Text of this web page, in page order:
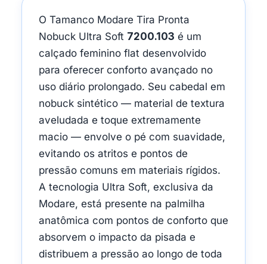
O Tamanco Modare Tira Pronta
Nobuck Ultra Soft 7200.103 é um
calçado feminino flat desenvolvido
para oferecer conforto avançado no
uso diário prolongado. Seu cabedal em
nobuck sintético — material de textura
aveludada e toque extremamente
macio — envolve o pé com suavidade,
evitando os atritos e pontos de
pressão comuns em materiais rígidos.
A tecnologia Ultra Soft, exclusiva da
Modare, está presente na palmilha
anatômica com pontos de conforto que
absorvem o impacto da pisada e
distribuem a pressão ao longo de toda